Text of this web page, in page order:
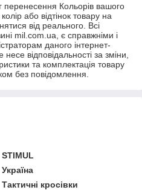
перенесення Кольорів вашого
або відтінок товару на
від реального. Всі
mil.com.ua, є справжніми і
даного інтернет-
відповідальності за зміни,
та комплектація товару
без повідомлення.
STIMUL
Україна
Тактичні кросівки